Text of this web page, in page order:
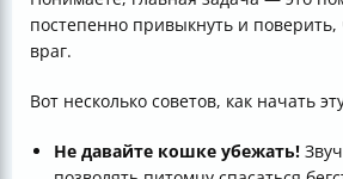
постепенно привыкнуть и
враг.
Вот несколько советов, как начать
Не давайте кошке убежать!